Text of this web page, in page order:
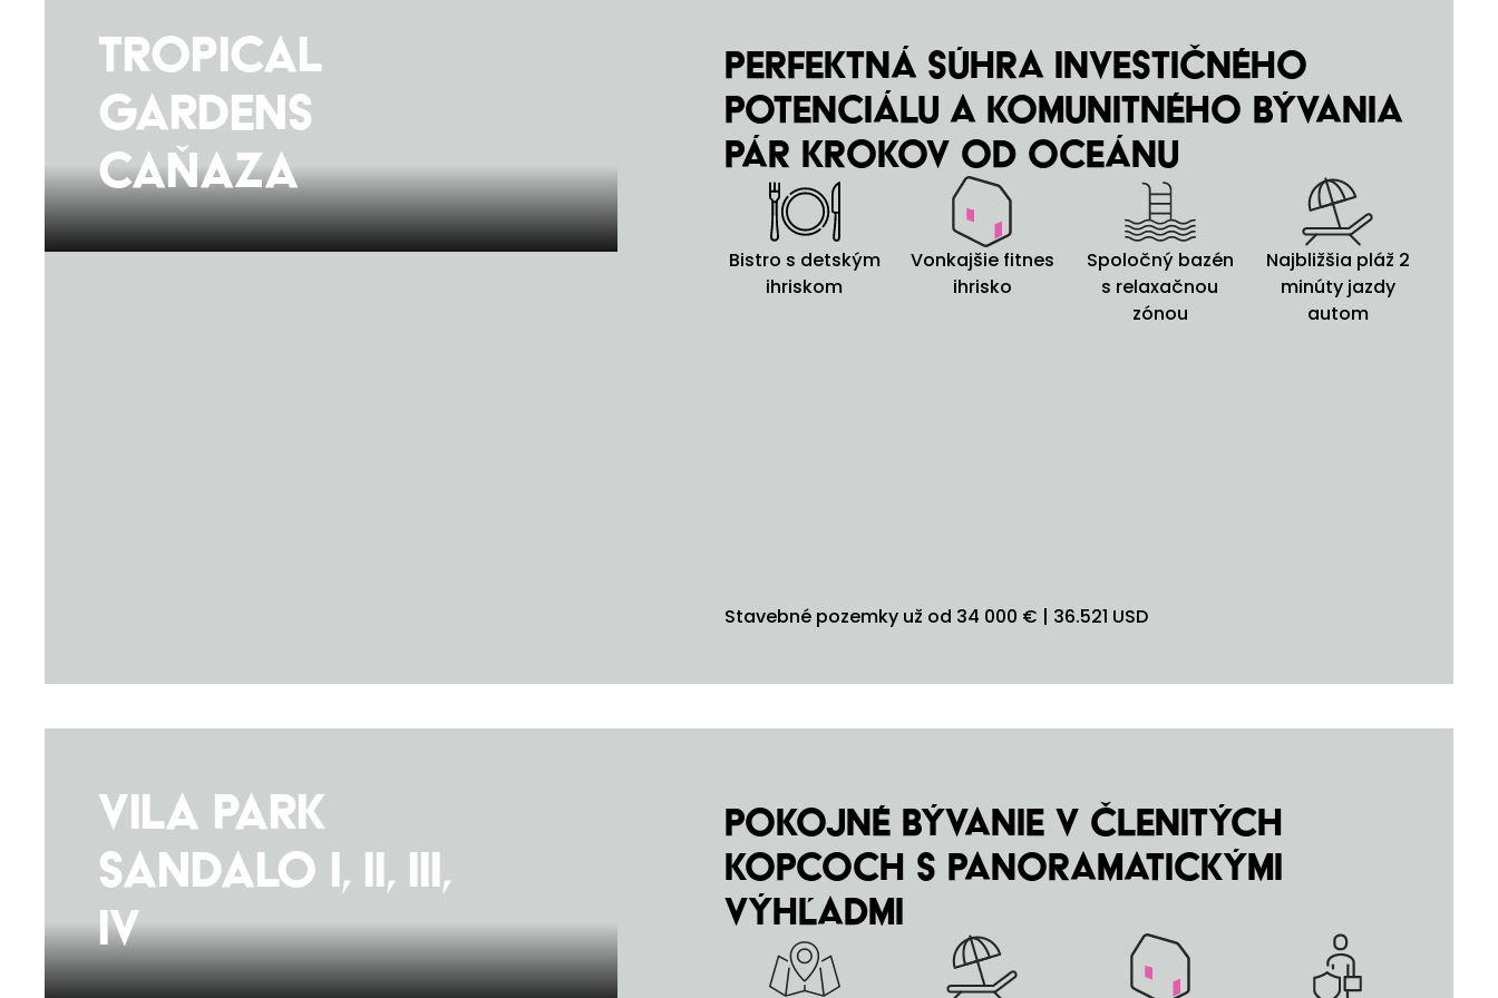
Tropical
Gardens
Caňaza
Perfektná súhra investičného
potenciálu a komunitného bývania
pár krokov od oceánu
Bistro s detským
ihriskom
Vonkajšie fitnes
ihrisko
Spoločný bazén
s relaxačnou
zónou
Najbližšia pláž 2
minúty jazdy
autom
Stavebné pozemky už od 34 000 € | 36.521 USD
Vila Park
Sandalo I, II, III,
IV
Pokojné bývanie v členitých
kopcoch s panoramatickými
výhľadmi